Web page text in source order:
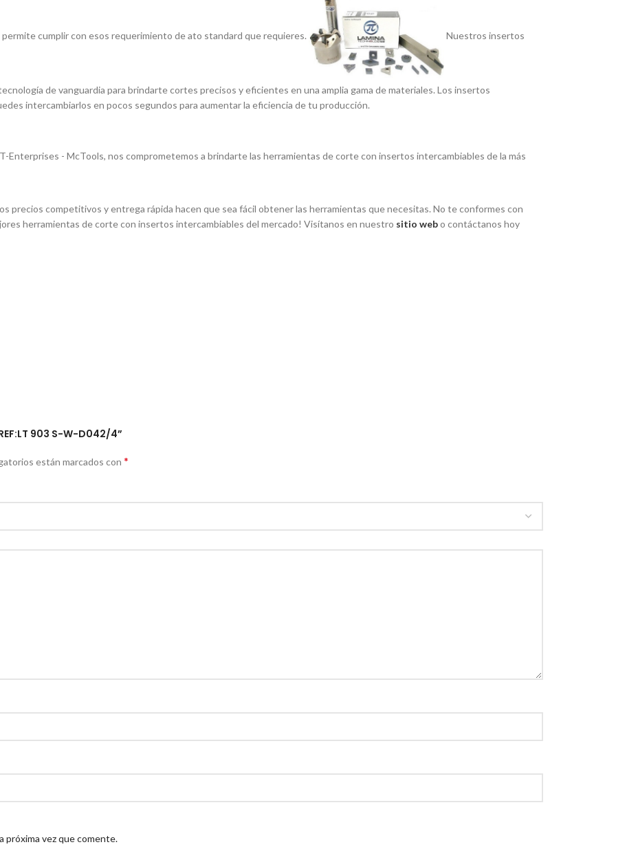
cumplir con esos requerimiento de ato standard que requieres. Nuestros insertos
de vanguardia para brindarte cortes precisos y eficientes en una amplia gama de materiales. Los insertos
intercambiarlos en pocos segundos para aumentar la eficiencia de tu producción.
Enterprises - McTools, nos comprometemos a brindarte las herramientas de corte con insertos intercambiables de la más
precios competitivos y entrega rápida hacen que sea fácil obtener las herramientas que necesitas. No te conformes con
herramientas de corte con insertos intercambiables del mercado! Visí­tanos en nuestro sitio webo contáctanos hoy
903 S-W-D042/4”
están marcados con *
próxima vez que comente.